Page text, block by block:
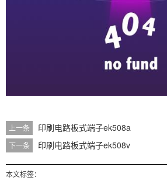
上一条 印刷电路板式端子ek508a
下一条 印刷电路板式端子ek508v
本文标签：